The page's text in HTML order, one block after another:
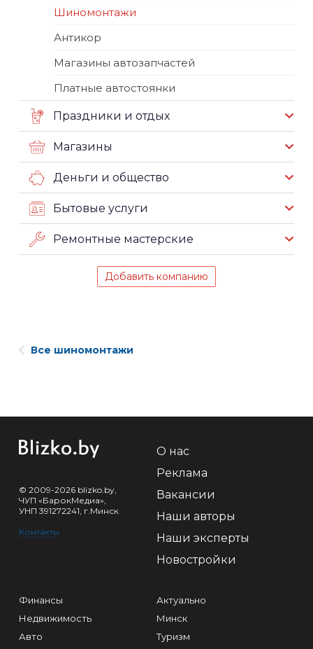
Шиномонтажи
Антикор
Магазины автозапчастей
Платные автостоянки
Праздники и отдых
Магазины
Деньги и общество
Бытовые услуги
Ремонтные мастерские
Добавить компанию
Все шиномонтажи
© 2009-2026 blizko.by,
ЧУП «БарокМедиа»,
УНП 391272241, г.Минск
Контакты
О нас
Реклама
Вакансии
Наши авторы
Наши эксперты
Новостройки
Финансы
Недвижимость
Авто
Актуально
Минск
Туризм